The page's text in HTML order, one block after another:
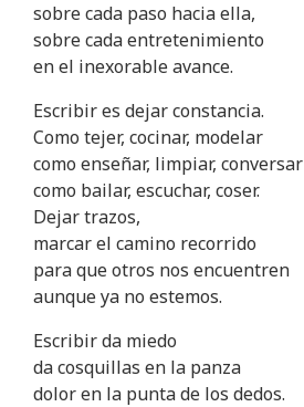
sobre cada paso hacia ella,
sobre cada entretenimiento
en el inexorable avance.
Escribir es dejar constancia.
Como tejer, cocinar, modelar
como enseñar, limpiar, conversar
como bailar, escuchar, coser.
Dejar trazos,
marcar el camino recorrido
para que otros nos encuentren
aunque ya no estemos.
Escribir da miedo
da cosquillas en la panza
dolor en la punta de los dedos.